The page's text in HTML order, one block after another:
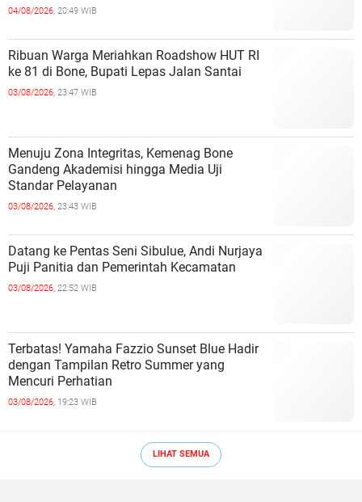
04/08/2026, 20:49 WIB
Ribuan Warga Meriahkan Roadshow HUT RI
ke 81 di Bone, Bupati Lepas Jalan Santai
03/08/2026, 23:47 WIB
Menuju Zona Integritas, Kemenag Bone
Gandeng Akademisi hingga Media Uji
Standar Pelayanan
03/08/2026, 23:43 WIB
Datang ke Pentas Seni Sibulue, Andi Nurjaya
Puji Panitia dan Pemerintah Kecamatan
03/08/2026, 22:52 WIB
Terbatas! Yamaha Fazzio Sunset Blue Hadir
dengan Tampilan Retro Summer yang
Mencuri Perhatian
03/08/2026, 19:23 WIB
LIHAT SEMUA